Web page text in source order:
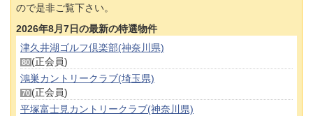
ので是非ご覧下さい。
2026年8月7日の最新の特選物件
津久井湖ゴルフ倶楽部(神奈川県)
80 (正会員)
鴻巣カントリークラブ(埼玉県)
70 (正会員)
平塚富士見カントリークラブ(神奈川県)